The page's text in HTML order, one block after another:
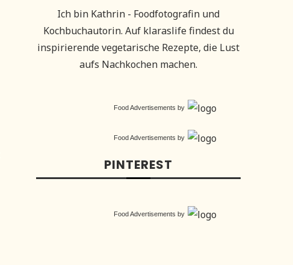
Ich bin Kathrin - Foodfotografin und
Kochbuchautorin. Auf klaraslife findest du
inspirierende vegetarische Rezepte, die Lust
aufs Nachkochen machen.
Food Advertisements by
Food Advertisements by
PINTEREST
Food Advertisements by